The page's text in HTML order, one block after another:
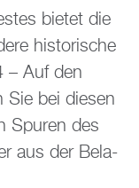
bie­tet die
his­to­ri­sche
– Auf den
Sie bei die­sen
Spu­ren des
aus der Be­la­